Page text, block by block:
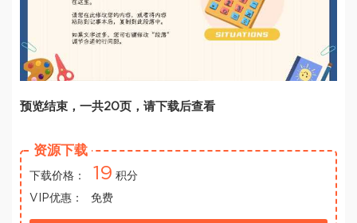
预览结束，一共20页，请下载后查看
资源下载
下载价格： 19 积分
VIP优惠：
免费